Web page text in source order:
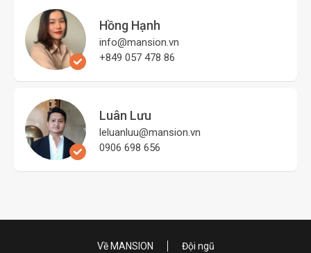
Hồng Hạnh
info@mansion.vn
+849 057 478 86
Luân Lưu
leluanluu@mansion.vn
0906 698 656
Về MANSION
Đội ngũ